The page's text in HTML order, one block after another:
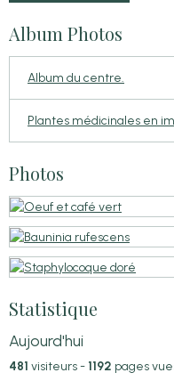
Album Photos
Album du centre.
Plantes médicinales en
Photos
Statistique
Aujourd'hui
481 visiteurs - 1192 pages